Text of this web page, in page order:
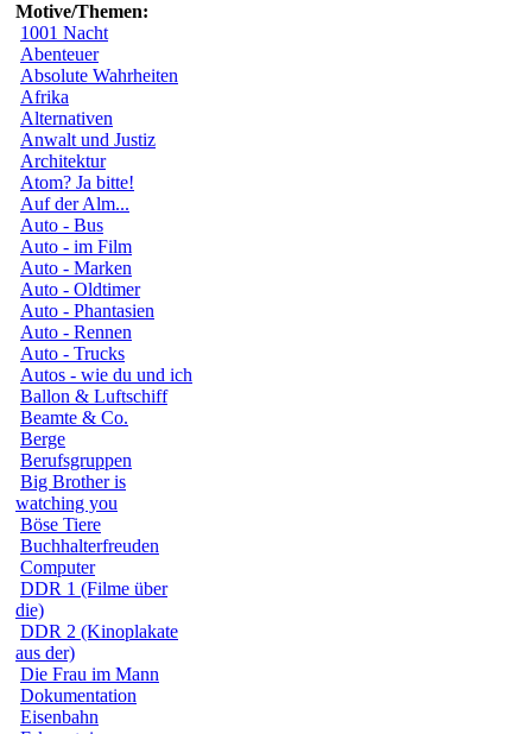
Motive/Themen:
1001 Nacht
Abenteuer
Absolute Wahrheiten
Afrika
Alternativen
Anwalt und Justiz
Architektur
Atom? Ja bitte!
Auf der Alm...
Auto - Bus
Auto - im Film
Auto - Marken
Auto - Oldtimer
Auto - Phantasien
Auto - Rennen
Auto - Trucks
Autos - wie du und ich
Ballon & Luftschiff
Beamte & Co.
Berge
Berufsgruppen
Big Brother is
watching you
Böse Tiere
Buchhalterfreuden
Computer
DDR 1 (Filme über
die)
DDR 2 (Kinoplakate
aus der)
Die Frau im Mann
Dokumentation
Eisenbahn